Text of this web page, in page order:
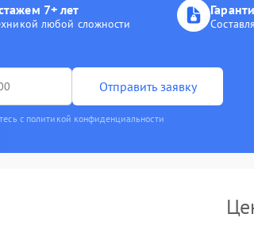
7+ лет
любой сложности
Отправить заявку
с политикой конфиденциальности